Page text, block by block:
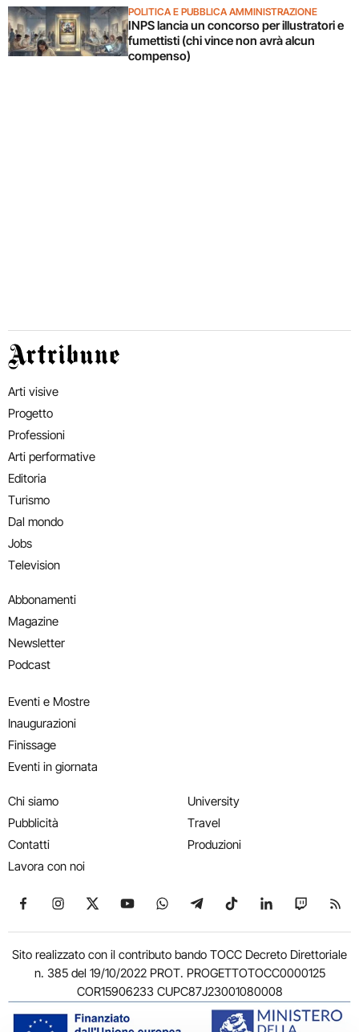
POLITICA E PUBBLICA AMMINISTRAZIONE
INPS lancia un concorso per illustratori e
fumettisti (chi vince non avrà alcun
compenso)
Artribune
Arti visive
Progetto
Professioni
Arti performative
Editoria
Turismo
Dal mondo
Jobs
Television
Abbonamenti
Magazine
Newsletter
Podcast
Eventi e Mostre
Inaugurazioni
Finissage
Eventi in giornata
Chi siamo
Pubblicità
Contatti
Lavora con noi
University
Travel
Produzioni
Seguici su Facebook
Seguici su Instagram
Seguici su X
Seguici su YouTube
Seguici su WhatsApp
Seguici su Telegram
Seguici su TikTok
Seguici su
Seguici
Sito realizzato con il contributo bando TOCC Decreto Direttoriale
n. 385 del 19/10/2022 PROT. PROGETTOTOCC0000125
COR15906233 CUPC87J23001080008